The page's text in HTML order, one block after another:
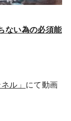
い為の必須能
ル」 にて動画